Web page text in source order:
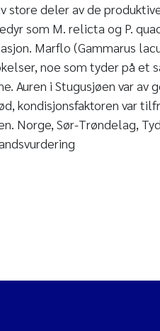
deler av de
som M. relicta og P.
Marflo (Gammarus
noe som tyder på et
Auren i Stugusjøen var av
kondisjonsfaktoren var
Norge, Sør-Trøndelag,